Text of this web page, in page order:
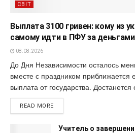
СВІТ
Выплата 3100 гривен: кому из
самому идти в ПФУ за деньгами
08.08.2026
До Дня Независимости осталось
вместе с праздником приближается
выплата от государства. Достанется
READ MORE
Учитель о